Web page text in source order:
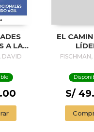
A LA
DAVID
EL
S/